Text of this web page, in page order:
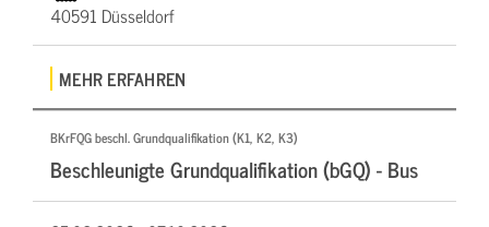
40591 Düsseldorf
MEHR ERFAHREN
BKrFQG beschl. Grundqualifikation (K1, K2, K3)
Beschleunigte Grundqualifikation (bGQ) - Bus